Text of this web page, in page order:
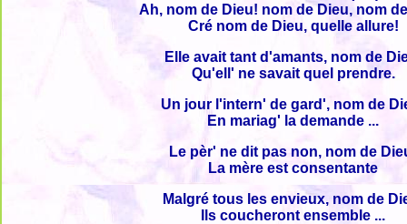
Ah, nom de Dieu! nom de Dieu, nom
Cré nom de Dieu, quelle allure!
Elle avait tant d'amants, nom de
Qu'ell' ne savait quel prendre.
Un jour l'intern' de gard', nom de
En mariag' la demande ...
Le pèr' ne dit pas non, nom de
La mère est consentante
Malgré tous les envieux, nom de
Ils coucheront ensemble ...